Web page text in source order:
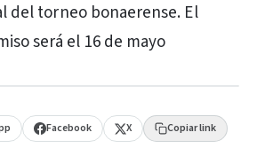
del torneo bonaerense. El
será el 16 de mayo
Facebook X Copiar link